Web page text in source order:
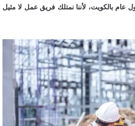
عام بالكويت، لأننا نمتلك فريق عمل لا مثيل